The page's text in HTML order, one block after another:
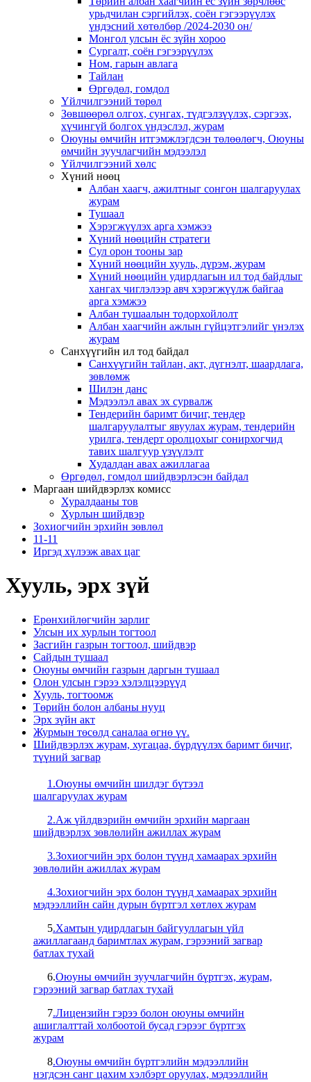
урьдчилан сэргийлэх, соён гэгээрүүлэх
үндэсний хөтөлбөр /2024-2030 он/
Монгол улсын ёс зүйн хороо
Cургалт, cоён гэгээрүүлэх
Ном, гарын авлага
Тайлан
Өргөдөл, гомдол
Үйлчилгээний төрөл
Зөвшөөрөл олгох, сунгах, түдгэлзүүлэх, сэргээх,
хүчингүй болгох үндэслэл, журам
Оюуны өмчийн итгэмжлэгдсэн төлөөлөгч, Оюуны
өмчийн зуучлагчийн мэдээлэл
Үйлчилгээний хөлс
Хүний нөөц
Албан хаагч, ажилтныг сонгон шалгаруулах
журам
Тушаал
Хэрэгжүүлэх арга хэмжээ
Хүний нөөцийн стратеги
Сул орон тооны зар
Хүний нөөцийн хууль, дүрэм, журам
Хүний нөөцийн удирдлагын ил тод байдлыг
хангах чиглэлээр авч хэрэгжүүлж байгаа
арга хэмжээ
Албан тушаалын тодорхойлолт
Албан хаагчийн ажлын гүйцэтгэлийг үнэлэх
журам
Санхүүгийн ил тод байдал
Санхүүгийн тайлан, акт, дүгнэлт, шаардлага,
зөвлөмж
Шилэн данс
Мэдээлэл авах эх сурвалж
Тендерийн баримт бичиг, тендер
шалгаруулалтыг явуулах журам, тендерийн
урилга, тендерт оролцохыг сонирхогчид
тавих шалгуур үзүүлэлт
Худалдан авах ажиллагаа
Өргөдөл, гомдол шийдвэрлэсэн байдал
Маргаан шийдвэрлэх комисс
Хуралдааны тов
Хурлын шийдвэр
Зохиогчийн эрхийн зөвлөл
11-11
Иргэд хүлээж авах цаг
Хууль, эрх зүй
Ерөнхийлөгчийн зарлиг
Улсын их хурлын тогтоол
Засгийн газрын тогтоол, шийдвэр
Сайдын тушаал
Оюуны өмчийн газрын даргын тушаал
Олон улсын гэрээ хэлэлцээрүүд
Хууль, тогтоомж
Төрийн болон албаны нууц
Эрх зүйн акт
Журмын төсөлд саналаа өгнө үү.
Шийдвэрлэх журам, хугацаа, бүрдүүлэх баримт бичиг,
түүний загвар
1.Оюуны өмчийн шилдэг бүтээл
шалгаруулах журам
2.Аж үйлдвэрийн өмчийн эрхийн маргаан
шийдвэрлэх зөвлөлийн ажиллах журам
3.Зохиогчийн эрх болон түүнд хамаарах эрхийн
зөвлөлийн ажиллах журам
4.Зохиогчийн эрх болон түүнд хамаарах эрхийн
мэдээллийн сайн дурын бүртгэл хөтлөх журам
5.Хамтын удирдлагын байгууллагын үйл
ажиллагаанд баримтлах журам, гэрээний загвар
батлах тухай
6.Оюуны өмчийн зуучлагчийн бүртгэх, журам,
гэрээний загвар батлах тухай
7.Лицензийн гэрээ болон оюуны өмчийн
ашиглалттай холбоотой бусад гэрээг бүртгэх
журам
8.Оюуны өмчийн бүртгэлийн мэдээллийн
нэгдсэн санг цахим хэлбэрт оруулах, мэдээллийн